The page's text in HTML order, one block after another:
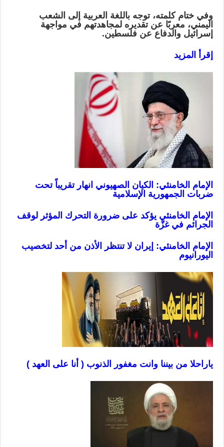
وفي ختام كلمته، توجه باللغة العربية إلى الشعب
اليمني، معربًا عن تقديره لمجاهدتهم في مواجهة
إسرائيل والدفاع عن فلسطين.
إقرأ المزيد
الإمام الخامنئي: الكيان الصهيوني انهار تقريباً تحت
ضربات الجمهورية الإسلامية
الإمام الخامنئي يؤكد على ضرورة التحرك المؤثر لوقف
الجرائم في غزّة
الإمام الخامنئي: إيران لا تنتظر الأذن من أحد لتخصيب
اليورانيوم
ياراحلا من بيننا وانت مغفور الذنوب ( أنا على العهد )